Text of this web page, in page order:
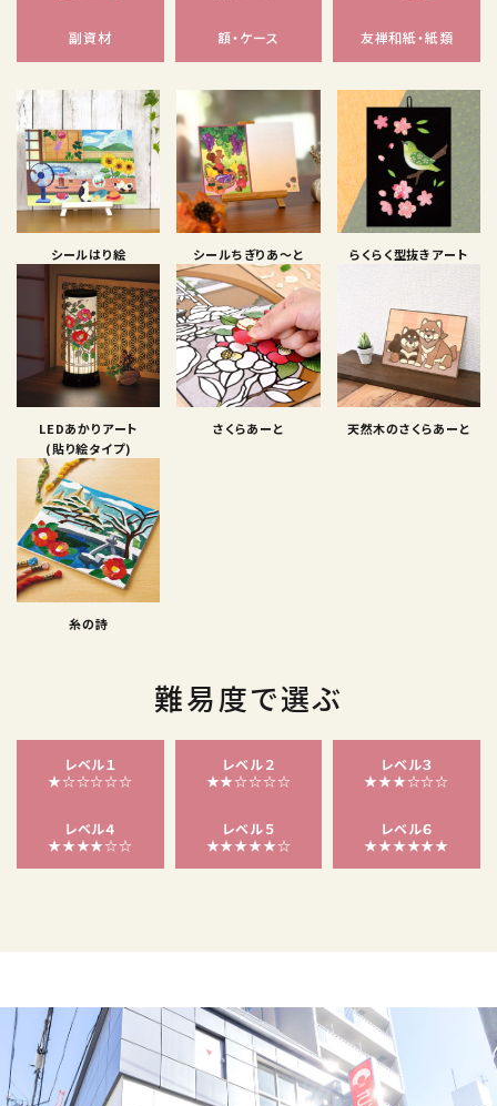
副資材 額・ケース 友禅和紙・紙類
シールはり絵 シールちぎりあ〜と らくらく型抜きアート
LEDあかりアート
(貼り絵タイプ)
さくらあーと 天然木のさくらあーと
糸の詩
難易度で選ぶ
レベル１
★☆☆☆☆☆
レベル２
★★☆☆☆☆
レベル３
★★★☆☆☆
レベル４
★★★★☆☆
レベル５
★★★★★☆
レベル６
★★★★★★